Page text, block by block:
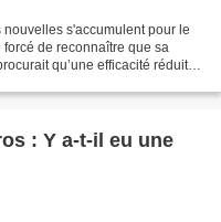
s'accumulent pour le
de reconnaître que sa
qu’une efficacité réduite
: Y a-t-il eu une